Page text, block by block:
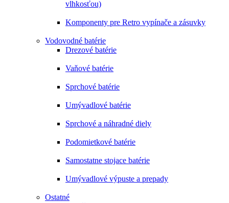
vlhkosťou)
Komponenty pre Retro vypínače a zásuvky
Vodovodné batérie
Drezové batérie
Vaňové batérie
Sprchové batérie
Umývadlové batérie
Sprchové a náhradné diely
Podomietkové batérie
Samostatne stojace batérie
Umývadlové výpuste a prepady
Ostatné